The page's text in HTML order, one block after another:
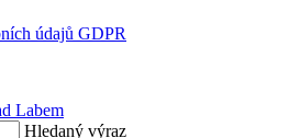
údajů GDPR
Labem
Hledaný výraz